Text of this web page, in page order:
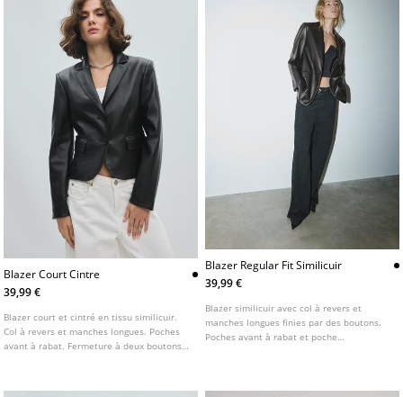
Blazer Court Cintre
39,99 €
Blazer court et cintré en tissu similicuir.
Col à revers et manches longues. Poches
avant à rabat. Fermeture à deux boutons
Blazer Regular Fit Similicuir
39,99 €
Blazer similicuir avec col à revers et
manches longues finies par des boutons.
Poches avant à rabat et poche